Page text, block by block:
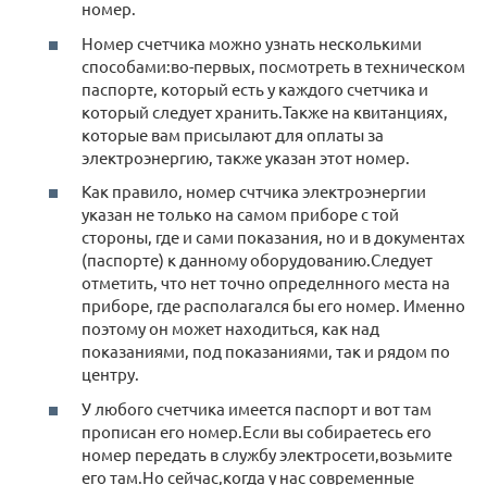
номер.
Номер счетчика можно узнать несколькими
способами:во-первых, посмотреть в техническом
паспорте, который есть у каждого счетчика и
который следует хранить.Также на квитанциях,
которые вам присылают для оплаты за
электроэнергию, также указан этот номер.
Как правило, номер счтчика электроэнергии
указан не только на самом приборе с той
стороны, где и сами показания, но и в документах
(паспорте) к данному оборудованию.Следует
отметить, что нет точно определнного места на
приборе, где располагался бы его номер. Именно
поэтому он может находиться, как над
показаниями, под показаниями, так и рядом по
центру.
У любого счетчика имеется паспорт и вот там
прописан его номер.Если вы собираетесь его
номер передать в службу электросети,возьмите
его там.Но сейчас,когда у нас современные